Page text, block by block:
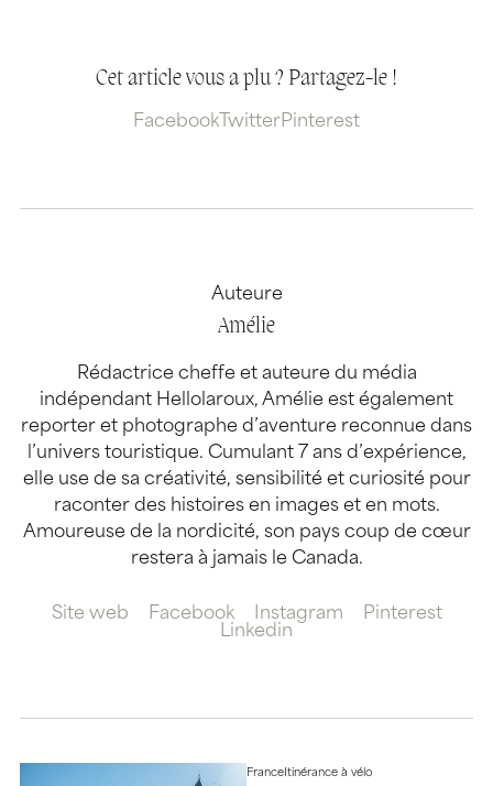
Cet article vous a plu ? Partagez-le !
Facebook TwitterPinterest
Auteure
Amélie
Rédactrice cheffe et auteure du média
indépendant Hellolaroux, Amélie est également
reporter et photographe d’aventure reconnue dans
l’univers touristique. Cumulant 7 ans d’expérience,
elle use de sa créativité, sensibilité et curiosité pour
raconter des histoires en images et en mots.
Amoureuse de la nordicité, son pays coup de cœur
restera à jamais le Canada.
Site web Facebook Instagram
Pinterest
Linkedin
FranceItinérance à vélo